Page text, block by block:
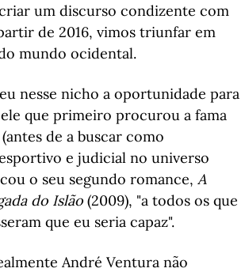
um discurso condizente com
de 2016, vimos triunfar em
mundo ocidental.
nesse nicho a oportunidade para
que primeiro procurou a fama
de a buscar como
e judicial no universo
o seu segundo romance, A
do Islão (2009), "a todos os que
que eu seria capaz".
André Ventura não